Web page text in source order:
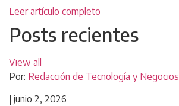
Leer artículo completo
Posts recientes
View all
Por: Redacción de Tecnología y Negocios
junio 2, 2026